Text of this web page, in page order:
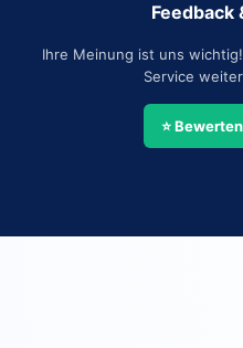
Feedback
Ihre Meinung ist uns
Service
⭐